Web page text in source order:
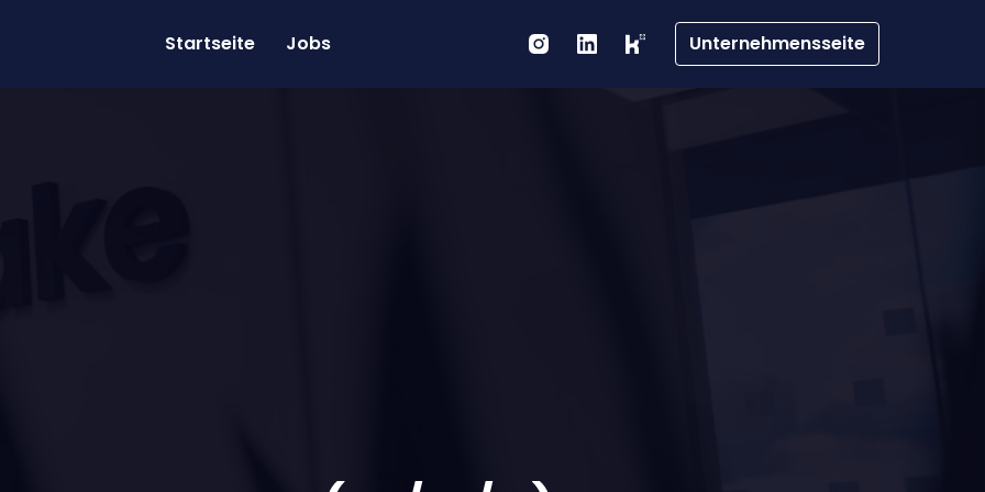
Startseite Jobs Unternehmensseite